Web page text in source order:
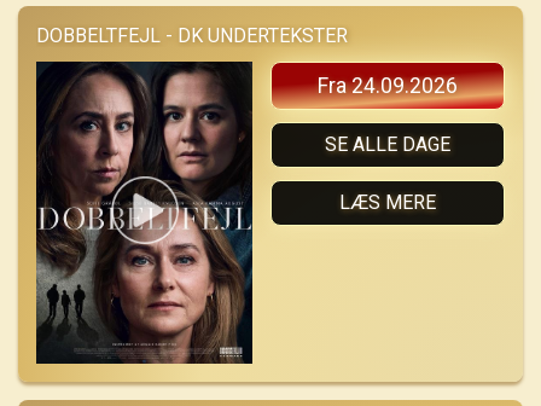
DOBBELTFEJL - DK UNDERTEKSTER
Fra 24.09.2026
SE ALLE DAGE
LÆS MERE